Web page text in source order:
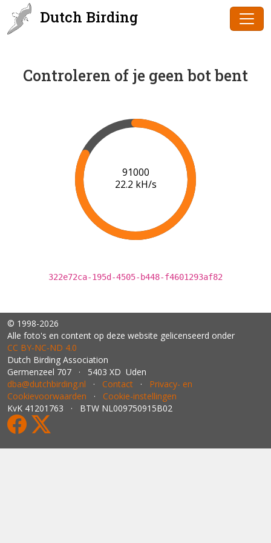
Dutch Birding
Controleren of je geen bot bent
93000
21.4 kH/s
322e72ca-195d-4505-b448-f4601293af82
© 1998-2026
Alle foto's en content op deze website gelicenseerd onder
CC BY‑NC‑ND 4.0
Dutch Birding Association
Germenzeel 707 · 5403 XD Uden
dba@dutchbirding.nl · Contact · Privacy- en
Cookievoorwaarden · Cookie-instellingen
KvK 41201763 · BTW NL009750915B02